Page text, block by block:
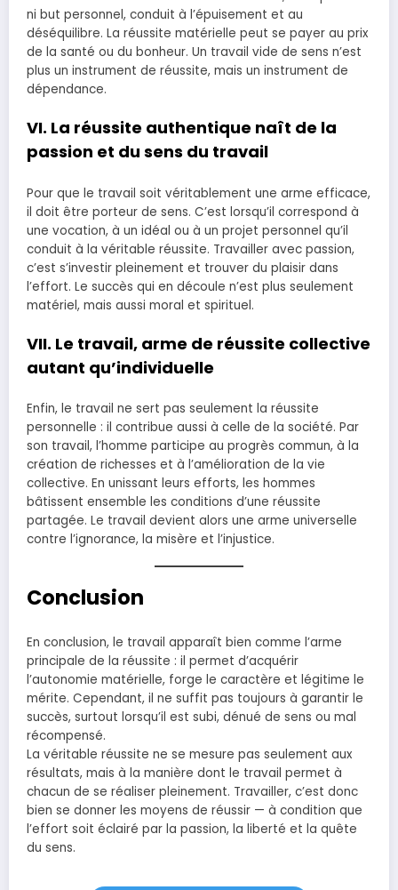
ni but personnel, conduit à l’épuisement et au
déséquilibre. La réussite matérielle peut se payer au prix
de la santé ou du bonheur. Un travail vide de sens n’est
plus un instrument de réussite, mais un instrument de
dépendance.
VI. La réussite authentique naît de la
passion et du sens du travail
Pour que le travail soit véritablement une arme efficace,
il doit être porteur de sens. C’est lorsqu’il correspond à
une vocation, à un idéal ou à un projet personnel qu’il
conduit à la véritable réussite. Travailler avec passion,
c’est s’investir pleinement et trouver du plaisir dans
l’effort. Le succès qui en découle n’est plus seulement
matériel, mais aussi moral et spirituel.
VII. Le travail, arme de réussite collective
autant qu’individuelle
Enfin, le travail ne sert pas seulement la réussite
personnelle : il contribue aussi à celle de la société. Par
son travail, l’homme participe au progrès commun, à la
création de richesses et à l’amélioration de la vie
collective. En unissant leurs efforts, les hommes
bâtissent ensemble les conditions d’une réussite
partagée. Le travail devient alors une arme universelle
contre l’ignorance, la misère et l’injustice.
Conclusion
En conclusion, le travail apparaît bien comme l’arme
principale de la réussite : il permet d’acquérir
l’autonomie matérielle, forge le caractère et légitime le
mérite. Cependant, il ne suffit pas toujours à garantir le
succès, surtout lorsqu’il est subi, dénué de sens ou mal
récompensé.
La véritable réussite ne se mesure pas seulement aux
résultats, mais à la manière dont le travail permet à
chacun de se réaliser pleinement. Travailler, c’est donc
bien se donner les moyens de réussir — à condition que
l’effort soit éclairé par la passion, la liberté et la quête
du sens.